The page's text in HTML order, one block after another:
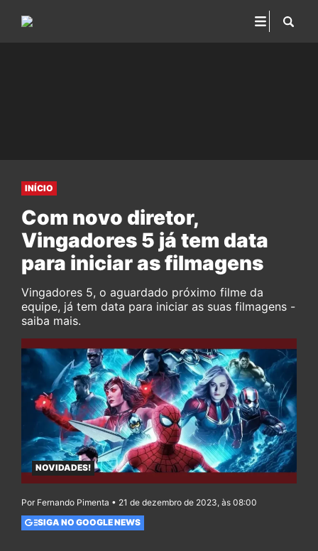
INÍCIO
Com novo diretor,
Vingadores 5 já tem data
para iniciar as filmagens
Vingadores 5, o aguardado próximo filme da
equipe, já tem data para iniciar as suas filmagens -
saiba mais.
NOVIDADES!
Por Fernando Pimenta • 21 de dezembro de 2023, às 08:00
SIGA NO GOOGLE NEWS